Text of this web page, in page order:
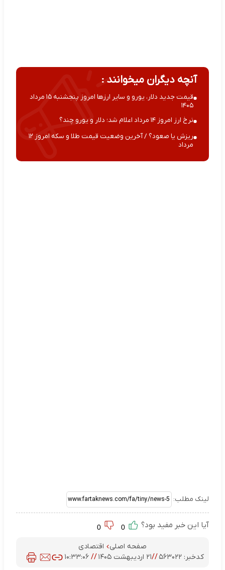
آنچه دیگران میخوانند :
قیمت جدید دلار، یورو و سایر ارزها امروز پنجشنبه ۱۵ مرداد
۱۴۰۵
نرخ ارز امروز ۱۴ مرداد اعلام شد؛ دلار و یورو چند؟
ریزش یا صعود؟ / آخرین وضعیت قیمت طلا و سکه امروز ۱۲
مرداد
لینک مطلب:
آیا این خبر مفید بود؟
صفحه اصلی
اقتصادی
کدخبر:۵۶۳۰۲۲ //۲۱ اردیبهشت ۱۴۰۵ //۱۰:۳۳:۰۶